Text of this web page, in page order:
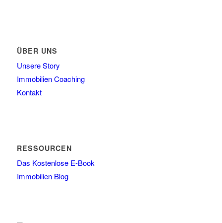
ÜBER UNS
Unsere Story
Immobilien Coaching
Kontakt
RESSOURCEN
Das Kostenlose E-Book
Immobilien Blog